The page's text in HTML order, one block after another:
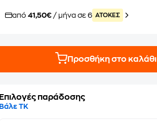
από41,50€ / μήνα σε 6 ATOKEΣ
Προσθήκη στο καλάθι
Επιλογές παράδοσης
Βάλε ΤΚ